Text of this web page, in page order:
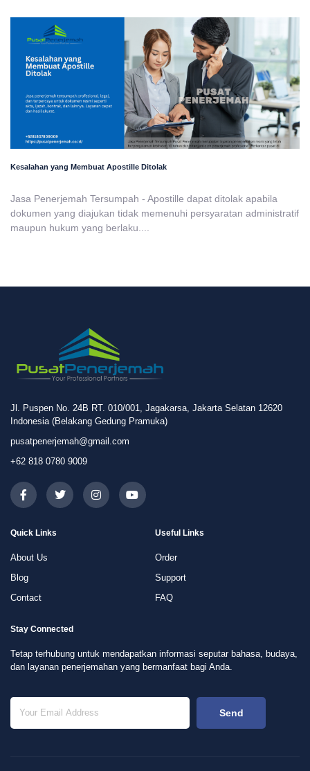
Kesalahan yang Membuat Apostille Ditolak
Jasa Penerjemah Tersumpah - Apostille dapat ditolak apabila
dokumen yang diajukan tidak memenuhi persyaratan administratif
maupun hukum yang berlaku....
Jl. Puspen No. 24B RT. 010/001, Jagakarsa, Jakarta Selatan 12620
Indonesia (Belakang Gedung Pramuka)
pusatpenerjemah@gmail.com
+62 818 0780 9009
Quick Links
About Us
Blog
Contact
Useful Links
Order
Support
FAQ
Stay Connected
Tetap terhubung untuk mendapatkan informasi seputar bahasa, budaya,
dan layanan penerjemahan yang bermanfaat bagi Anda.
Send